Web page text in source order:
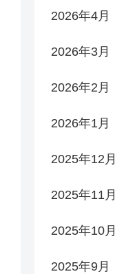
2026年4月
2026年3月
2026年2月
2026年1月
2025年12月
2025年11月
2025年10月
2025年9月